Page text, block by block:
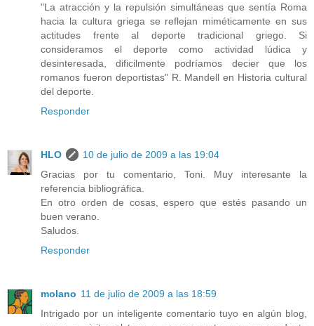
"La atracción y la repulsión simultáneas que sentía Roma
hacia la cultura griega se reflejan miméticamente en sus
actitudes frente al deporte tradicional griego. Si
consideramos el deporte como actividad lúdica y
desinteresada, dificilmente podríamos decier que los
romanos fueron deportistas" R. Mandell en Historia cultural
del deporte.
Responder
HLO
10 de julio de 2009 a las 19:04
Gracias por tu comentario, Toni. Muy interesante la
referencia bibliográfica.
En otro orden de cosas, espero que estés pasando un
buen verano.
Saludos.
Responder
molano 11 de julio de 2009 a las 18:59
Intrigado por un inteligente comentario tuyo en algún blog,